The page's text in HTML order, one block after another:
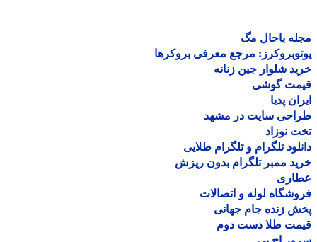
باحال مگ
مرجع معرفی بروکرها
شلوار جین زنانه
گوشی
پدیا
سایت در مشهد
نوزاد
تلگرام و تلگرام طلایی
ممبر تلگرام بدون ریزش
لوله و اتصالات
زنده جام جهانی
طلا دست دوم